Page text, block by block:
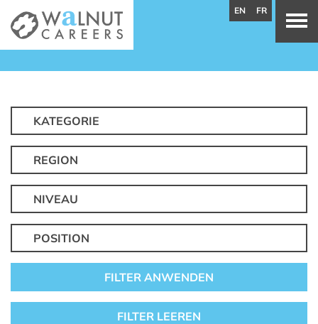
KATEGORIE
REGION
NIVEAU
POSITION
FILTER ANWENDEN
FILTER LEEREN
EN FR